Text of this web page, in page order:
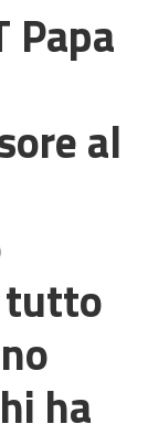
Papa
al
tutto
ha